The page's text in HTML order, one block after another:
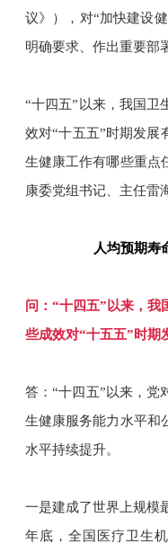
议》），对“加快建设
明确要求、作出重要部
“十四五”以来，我国卫
效对“十五五”时期发展
生健康工作有哪些重点
康委党组书记、主任雷
人均预期寿
问：“十四五”以来，我
些成效对“十五五”时期
答：“十四五”以来，党
生健康服务能力水平和
水平持续提升。
一是建成了世界上规模
年底，全国医疗卫生